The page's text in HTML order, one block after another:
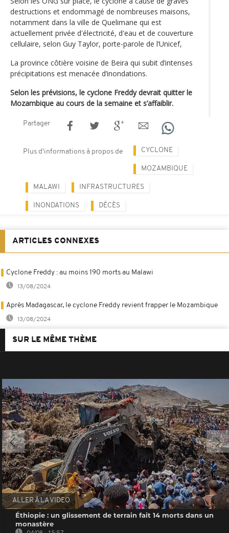
destructions et endommagé de nombreuses maisons,
notamment dans la ville de Quelimane qui est
actuellement privée d'électricité, d'eau et de couverture
cellulaire, selon Guy Taylor, porte-parole de l’Unicef,
La province côtière voisine de Beira qui subit d’intenses
précipitations est menacée d’inondations.
Selon les prévisions, le cyclone Freddy devrait quitter le
Mozambique au cours de la semaine et s’affaiblir.
Partager
Plus d'informations à propos de CYCLONE
MOZAMBIQUE
MALAWI INFRASTRUCTURES
INONDATIONS DÉCÈS
ARTICLES CONNEXES
Cyclone Freddy : au moins 190 morts au Malawi
13/08/2024
Après Madagascar, le cyclone Freddy revient frapper le Mozambique
13/08/2024
SUR LE MÊME THÈME
ALLER À LA VIDEO
Éthiopie : un glissement de terrain fait 14 morts dans un
monastère